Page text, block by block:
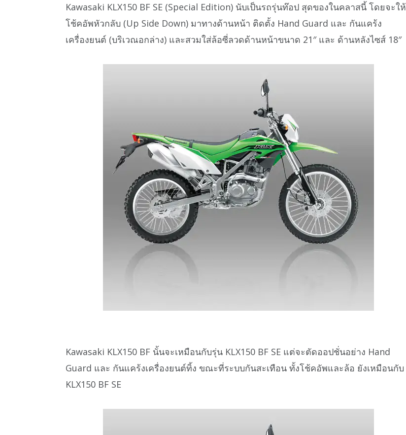
Kawasaki KLX150 BF SE (Special Edition) นับเป็นรถรุ่นท๊อป สุดของในคลาสนี้ โดยจะให้
โช้คอัพหัวกลับ (Up Side Down) มาทางด้านหน้า ติดตั้ง Hand Guard และ กันแคร้ง
เครื่องยนต์ (บริเวณอกล่าง) และสวมใส่ล้อซี่ลวดด้านหน้าขนาด 21″ และ ด้านหลังไซส์ 18″
Kawasaki KLX150 BF นั้นจะเหมือนกับรุ่น KLX150 BF SE แต่จะตัดออปชั่นอย่าง Hand
Guard และ กันแคร้งเครื่องยนต์ทิ้ง ขณะที่ระบบกันสะเทือน ทั้งโช้คอัพและล้อ ยังเหมือนกับ
KLX150 BF SE